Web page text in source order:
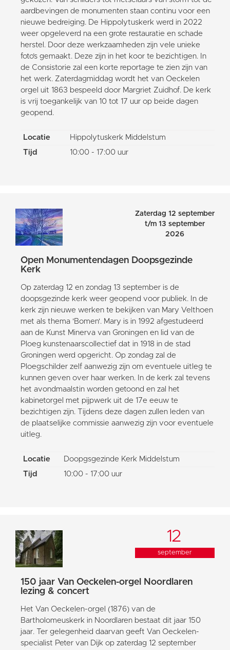
aardbevingen de monumenten staan continu voor een
nieuwe bedreiging. De Hippolytuskerk werd in 2022
weer opgeleverd na een grote restauratie en schade
herstel. Door deze werkzaamheden zijn vele unieke
foto’s gemaakt. Deze zijn in het koor te bezichtigen. In
de Consistorie zal een korte reportage te zien zijn van
het werk. Zaterdagmiddag wordt het van Oeckelen
orgel uit 1863 bespeeld door Margriet Zuidhof. De kerk
is vrij toegankelijk van 10 tot 17 uur op beide dagen
geopend.
Locatie
Hippolytuskerk Middelstum
Tijd
10:00 - 17:00 uur
Zaterdag 12 september
t/m 13 september
2026
Open Monumentendagen Doopsgezinde
Kerk
Op zaterdag 12 en zondag 13 september is de
doopsgezinde kerk weer geopend voor publiek. In de
kerk zijn nieuwe werken te bekijken van Mary Velthoen
met als thema 'Bomen'. Mary is in 1992 afgestudeerd
aan de Kunst Minerva van Groningen en lid van de
Ploeg kunstenaarscollectief dat in 1918 in de stad
Groningen werd opgericht. Op zondag zal de
Ploegschilder zelf aanwezig zijn om eventuele uitleg te
kunnen geven over haar werken. In de kerk zal tevens
het avondmaalstin worden getoond en zal het
kabinetorgel met pijpwerk uit de 17e eeuw te
bezichtigen zijn. Tijdens deze dagen zullen leden van
de plaatselijke commissie aanwezig zijn voor eventuele
uitleg.
Locatie
Doopgsgezinde Kerk Middelstum
Tijd
10:00 - 17:00 uur
12
september
150 jaar Van Oeckelen-orgel Noordlaren
lezing & concert
Het Van Oeckelen-orgel (1876) van de
Bartholomeuskerk in Noordlaren bestaat dit jaar 150
jaar. Ter gelegenheid daarvan geeft Van Oeckelen-
specialist Peter van Dijk op zaterdag 12 september